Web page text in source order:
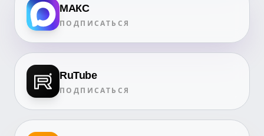
МАКС
ПОДПИСАТЬСЯ
RuTube
ПОДПИСАТЬСЯ